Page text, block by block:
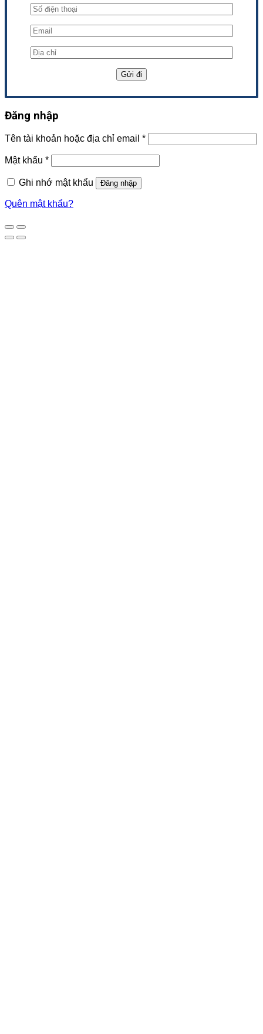
Đăng nhập
Tên tài khoản hoặc địa chỉ email *
Mật khẩu *
Ghi nhớ mật khẩu Đăng nhập
Quên mật khẩu?